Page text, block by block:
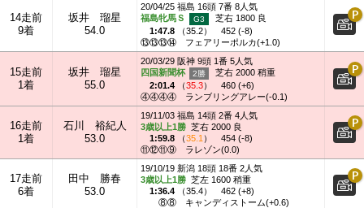
14走前
9着
坂井 瑠星
54.0
20/04/25 福島 16頭 7番 8人気
福島牝馬Ｓ
芝右 1800 良
1:47.8 （35.2）
452 (-8)
⑬⑬⑬⑭
フェアリーポルカ(+1.0)
15走前
1着
坂井 瑠星
55.0
20/03/29 阪神 9頭 1番 5人気
四国新聞杯
芝右 2000 稍重
2:01.4 （35.3）
460 (+6)
④④④④
ランブリングアレー(-0.1)
16走前
1着
石川 裕紀人
53.0
19/11/03 福島 14頭 2番 4人気
3歳以上1勝 芝右 2000 良
1:59.8 （35.1 ）
454 (-8)
⑪⑫⑪⑨
ラレゾン(0.0)
17走前
6着
田中 勝春
53.0
19/10/19 新潟 18頭 18番 2人気
3歳以上1勝 芝左 1600 稍重
1:36.4 （35.4）
462 (+8)
⑧⑧
キャンディストーム(+0.6)